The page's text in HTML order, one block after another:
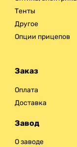
Тенты
Другое
Опции прицепов
Заказ
Оплата
Доставка
Завод
О заводе